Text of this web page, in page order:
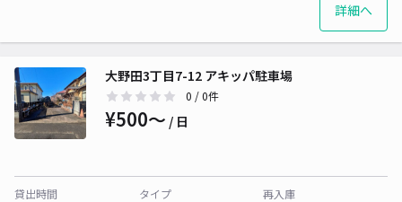
詳細へ
大野田3丁目7-12 アキッパ駐車場
0 / 0件
¥500〜 / 日
貸出時間
タイプ
再入庫